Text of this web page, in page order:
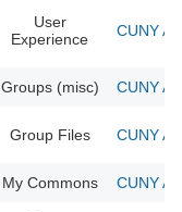
User
Experience
CUNY
Groups (misc) CUNY
Group Files CUNY
My Commons CUNY